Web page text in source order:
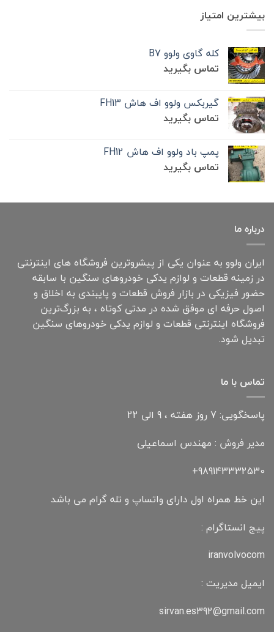
بیشترین امتیاز
کله گاوی ولوو B7
تماس بگیرید
گیربکس ولوو اف هاش FH13
تماس بگیرید
پمپ باد ولوو اف هاش FH12
تماس بگیرید
درباره ما
ایران ولوو به عنوان یکی از پیشروترین فروشگاه های اینترنتی
در زمینه قطعات و لوازم یدکی خودروهای سنگین با سابقه
حضور فیزیکی در بازار فروش قطعات و پایبندی به اخلاق و
اصول حرفه ای موفق شده در مدتی کوتاه ، به بزرگ‌ترین
فروشگاه اینترنتی قطعات و لوازم یدکی خودروهای سنگین
تبدیل شود.
تماس با ما
پاسخگویی: 7 روز هفته ، 9 الی 22
مدیر فروش : مهندس اسماعیلی
989143332530+
این خط همراه اول دارای واتساپ و تله گرام می باشد
پیج انستاگرام :
iranvolvocom
ایمیل مدیریت :
sirvan.es392@gmail.com